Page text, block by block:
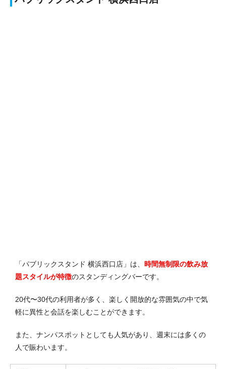
「パブリックスタンド 横浜西口店」は、 時間無制限の飲み放
題スタイルが特徴のスタンディングバーです。
20代〜30代の利用者が多く、楽しく開放的な雰囲気の中で気
軽に異性と会話を楽しむことができます。
また、ナンパスポットとしても人気があり、週末には多くの
人で賑わいます。